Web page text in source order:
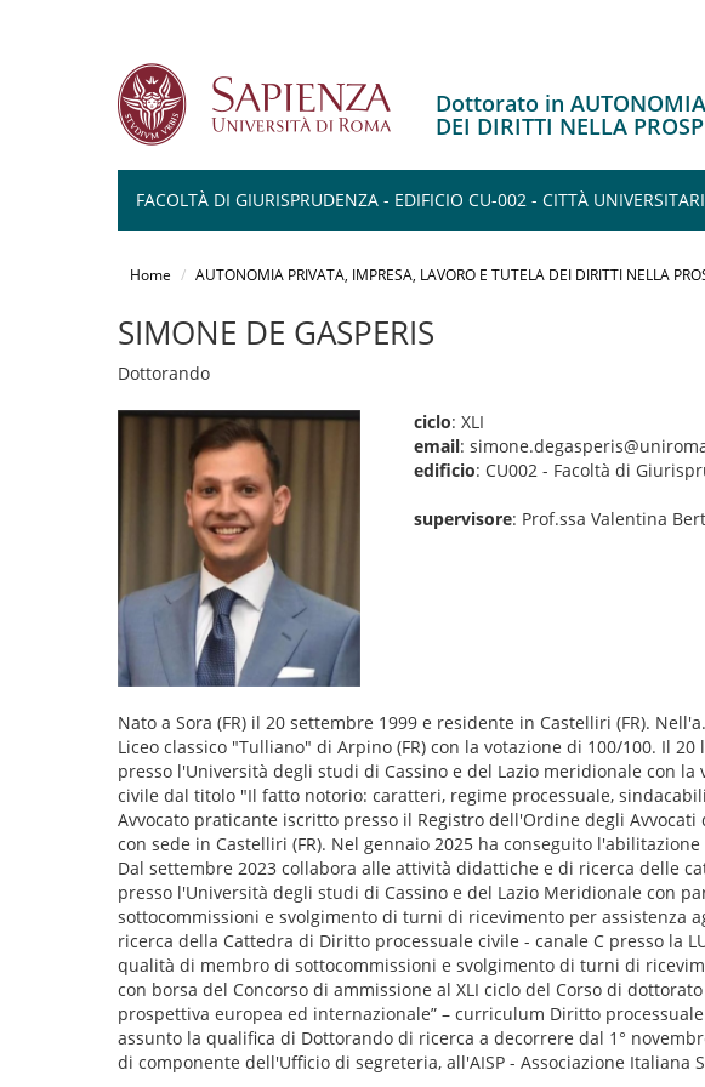
Dottorato in AUTONOMIA
DEI DIRITTI NELLA
FACOLTÀ DI GIURISPRUDENZA - EDIFICIO CU-002 - CITTÀ
Home AUTONOMIA PRIVATA, IMPRESA, LAVORO E TUTELA DEI DIRITTI NELLA
SIMONE DE GASPERIS
Dottorando
ciclo: XLI
email:
edificio: CU002 - Facoltà di
supervisore: Prof.ssa Valentina
Nato a Sora (FR) il 20 settembre 1999 e residente in Castelliri (FR).
Liceo classico "Tulliano" di Arpino (FR) con la votazione di 100/100. Il
presso l'Università degli studi di Cassino e del Lazio meridionale con
civile dal titolo "Il fatto notorio: caratteri, regime processuale,
Avvocato praticante iscritto presso il Registro dell'Ordine degli
con sede in Castelliri (FR). Nel gennaio 2025 ha conseguito
Dal settembre 2023 collabora alle attività didattiche e di ricerca delle
presso l'Università degli studi di Cassino e del Lazio Meridionale con
sottocommissioni e svolgimento di turni di ricevimento per assistenza
ricerca della Cattedra di Diritto processuale civile - canale C presso la
qualità di membro di sottocommissioni e svolgimento di turni di
con borsa del Concorso di ammissione al XLI ciclo del Corso di
prospettiva europea ed internazionale” – curriculum Diritto
assunto la qualifica di Dottorando di ricerca a decorrere dal 1°
di componente dell'Ufficio di segreteria, all'AISP - Associazione Italiana